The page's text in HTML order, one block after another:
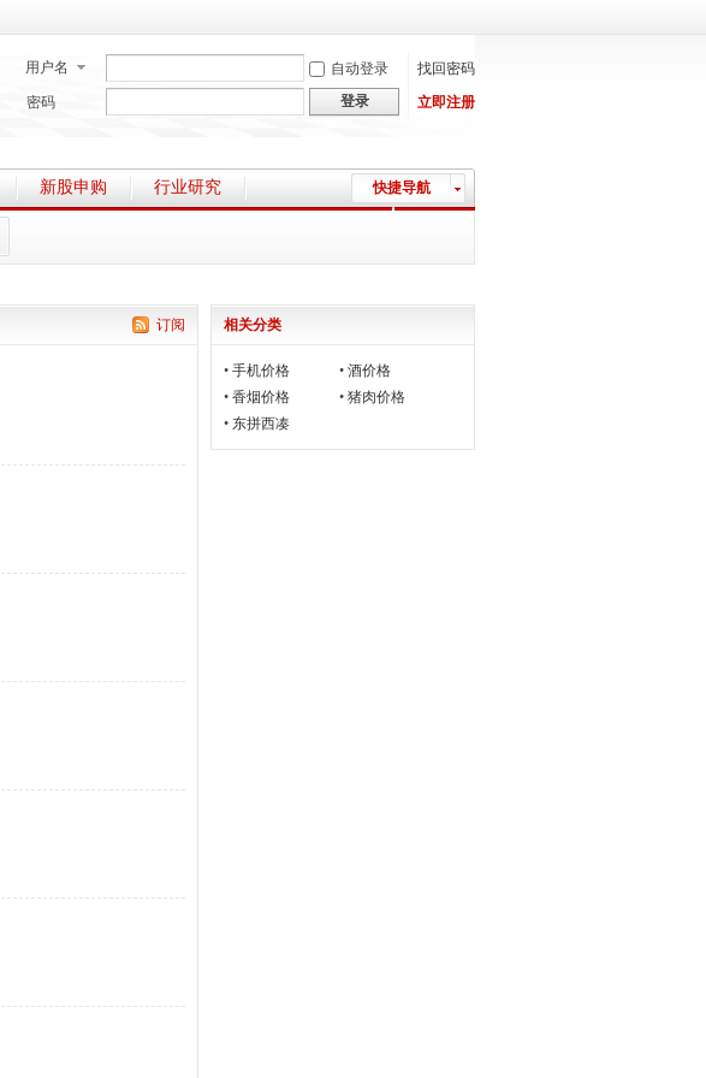
用户名 自动登录
找回密码
密码
登录 立即注册
快捷导航
新股申购 行业研究
订阅 相关分类
• 手机价格 •酒价格
• 香烟价格 •猪肉价格
• 东拼西凑